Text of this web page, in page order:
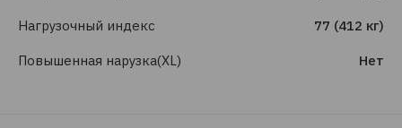
Нагрузочный индекс 77 (412 кг)
Повышенная нарузка(XL) Нет